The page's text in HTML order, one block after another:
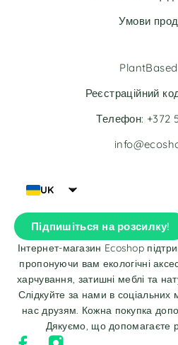
Умови
UK
Підпишіться на розсилку!
Інтернет-магазин Ecoshop
пропонуючи вам екологічні
харчування, затишні меблі та
Слідкуйте за нами в соціальних
нас друзям. Кожна покупка
Дякуємо, що допомагаєте
Реєстраційний
Телефон: +372